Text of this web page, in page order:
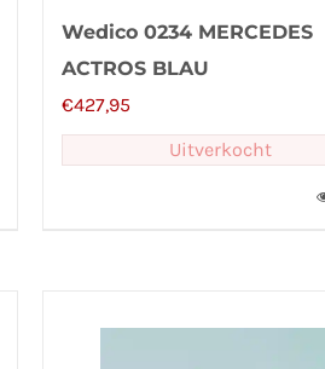
Wedico 0234 MERCEDES
ACTROS BLAU
€427,95
Uitverkocht